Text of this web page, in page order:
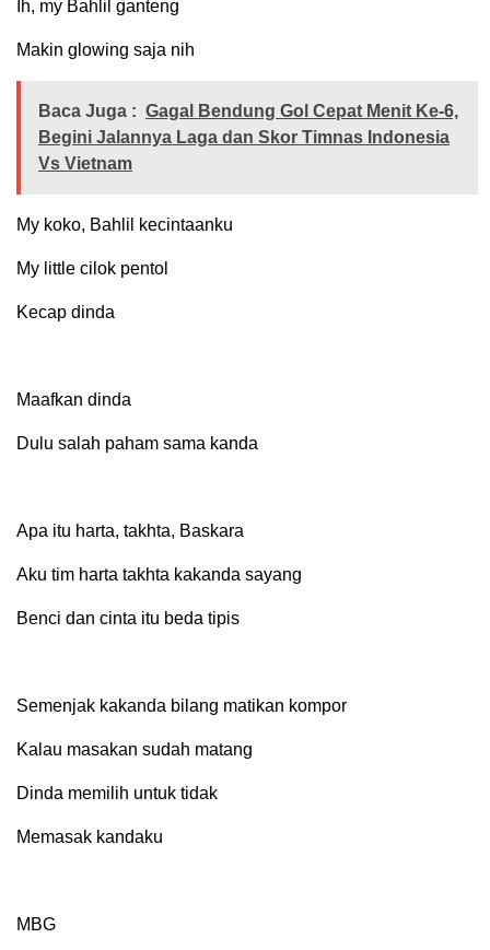
Ih, my Bahlil ganteng
Makin glowing saja nih
Baca Juga : Gagal Bendung Gol Cepat Menit Ke-6,
Begini Jalannya Laga dan Skor Timnas Indonesia
Vs Vietnam
My koko, Bahlil kecintaanku
My little cilok pentol
Kecap dinda
Maafkan dinda
Dulu salah paham sama kanda
Apa itu harta, takhta, Baskara
Aku tim harta takhta kakanda sayang
Benci dan cinta itu beda tipis
Semenjak kakanda bilang matikan kompor
Kalau masakan sudah matang
Dinda memilih untuk tidak
Memasak kandaku
MBG